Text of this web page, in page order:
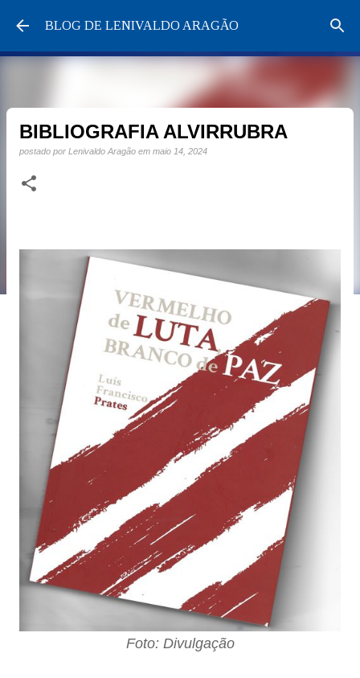
Pular para o conteúdo principal
BLOG DE LENIVALDO ARAGÃO
BIBLIOGRAFIA ALVIRRUBRA
postado por Lenivaldo Aragão em maio 14, 2024
Foto: Divulgação